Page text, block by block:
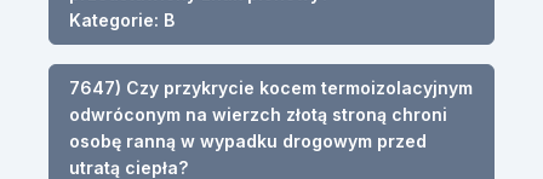
Kategorie: B
7647) Czy przykrycie kocem termoizolacyjnym
odwróconym na wierzch złotą stroną chroni
osobę ranną w wypadku drogowym przed
utratą ciepła?